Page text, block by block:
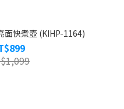
面快煮壺 (KIHP-1164)